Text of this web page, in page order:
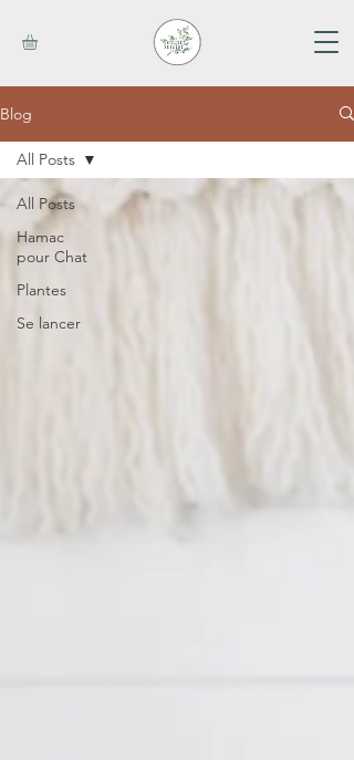
Blog
All Posts
Hamac
pour Chat
Plantes
Se lancer
All Posts